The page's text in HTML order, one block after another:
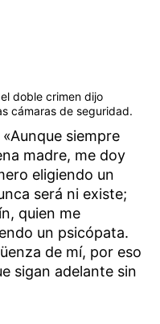
doble crimen dijo
cámaras de seguridad.
siempre
madre, me doy
eligiendo un
será ni existe;
quien me
un psicópata.
de mí, por eso
sigan adelante sin